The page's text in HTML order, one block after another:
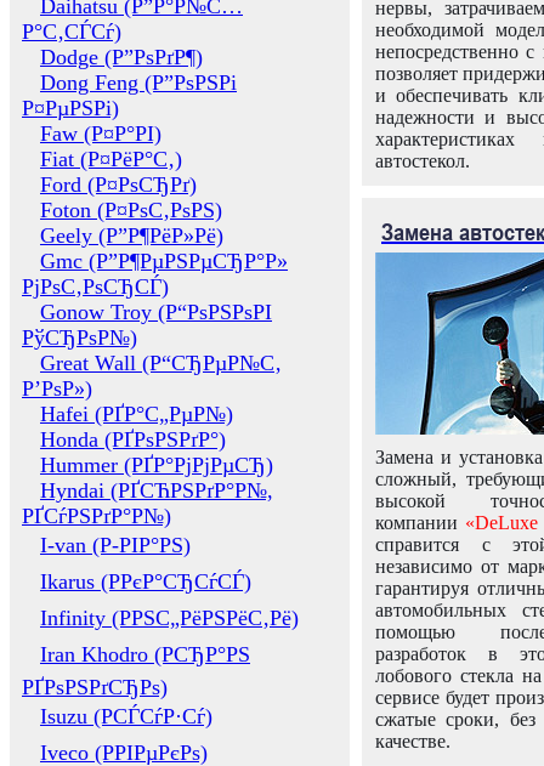
Daihatsu (Р”Р°Р№С…
Р°С‚СЃСѓ)
Dodge (Р”РѕРґР¶)
Dong Feng (Р”РѕРЅРі
Р¤РµРЅРі)
Faw (Р¤Р°РІ)
Fiat (Р¤РёР°С‚)
Ford (Р¤РѕСЂРґ)
Foton (Р¤РѕС‚РѕРЅ)
Geely (Р”Р¶РёР»Рё)
Gmc (Р”Р¶РµРЅРµСЂР°Р»
РјРѕС‚РѕСЂСЃ)
Gonow Troy (Р“РѕРЅРѕРІ
РўСЂРѕР№)
Great Wall (Р“СЂРµР№С‚
Р’РѕР»)
Hafei (РҐР°С„РµР№)
Honda (РҐРѕРЅРґР°)
Hummer (РҐР°РјРјРµСЂ)
Hyndai (РҐСЋРЅРґР°Р№,
РҐСѓРЅРґР°Р№)
I-van (Р-РІР°РЅ)
Ikarus (РРєР°СЂСѓСЃ)
Infinity (РРЅС„РёРЅРёС‚Рё)
Iran Khodro (РСЂР°РЅ
РҐРѕРЅРґСЂРѕ)
Isuzu (РСЃСѓР·Сѓ)
Iveco (РРІРµРєРѕ)
нервы,
необходимой
непосредственно
позволяет
и обеспечивать
надежности и
автостекол.
Замена
Замена и
сложный,
высокой
компании «DeLuxe
справится с
независимо от
гарантируя
автомобильных
помощью
разработок в
лобового стекла
сервисе будет
сжатые сроки,
качестве.